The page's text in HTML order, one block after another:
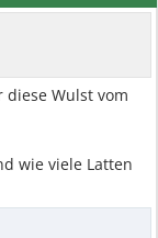
Wulst vom
wie viele Latten